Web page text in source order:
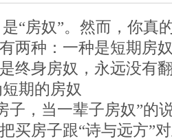
“房奴”。然而，你真
两种：一种是短期房
终身房奴，永远没有
期的房奴
子，当一辈子房奴”的
买房子跟“诗与远方”